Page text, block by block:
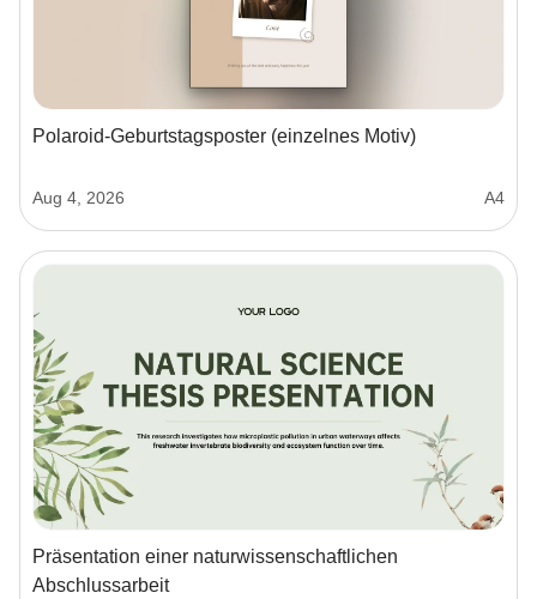
Polaroid-Geburtstagsposter (einzelnes Motiv)
Aug 4, 2026 A4
Präsentation einer naturwissenschaftlichen
Abschlussarbeit